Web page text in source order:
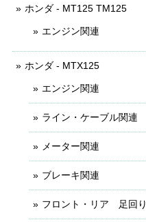
ホンダ - MT125 TM125
エンジン関連
ホンダ - MTX125
エンジン関連
ライン・ケーブル関連
メーター関連
ブレーキ関連
フロント・リア 足回り